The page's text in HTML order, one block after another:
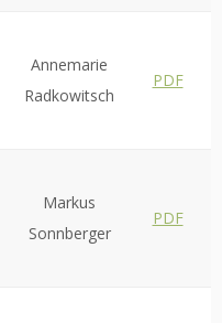
Annemarie
Radkowitsch
PDF
Markus
Sonnberger
PDF